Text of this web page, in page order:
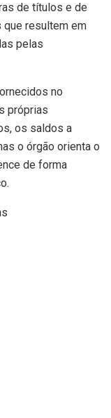
de títulos e de
resultem em
pelas
no
próprias
os saldos a
o órgão orienta o
de forma